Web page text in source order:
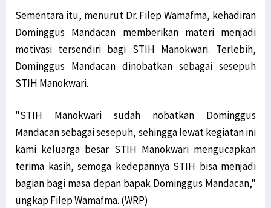
Sementara itu, menurut Dr. Filep Wamafma, kehadiran
Dominggus Mandacan memberikan materi menjadi
motivasi tersendiri bagi STIH Manokwari. Terlebih,
Dominggus Mandacan dinobatkan sebagai sesepuh
STIH Manokwari.
"STIH Manokwari sudah nobatkan Dominggus
Mandacan sebagai sesepuh, sehingga lewat kegiatan ini
kami keluarga besar STIH Manokwari mengucapkan
terima kasih, semoga kedepannya STIH bisa menjadi
bagian bagi masa depan bapak Dominggus Mandacan,"
ungkap Filep Wamafma. (WRP)